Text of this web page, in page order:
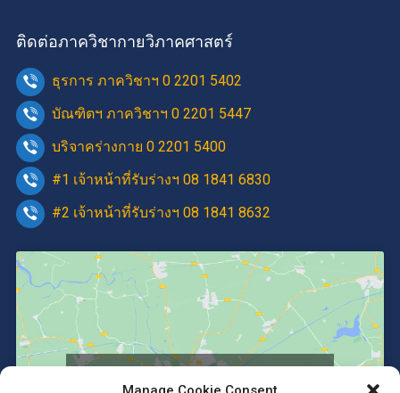
ติดต่อภาควิชากายวิภาคศาสตร์
ธุรการ ภาควิชาฯ 0 2201 5402
บัณฑิตฯ ภาควิชาฯ 0 2201 5447
บริจาคร่างกาย 0 2201 5400
#1 เจ้าหน้าที่รับร่างฯ 08 1841 6830
#2 เจ้าหน้าที่รับร่างฯ 08 1841 8632